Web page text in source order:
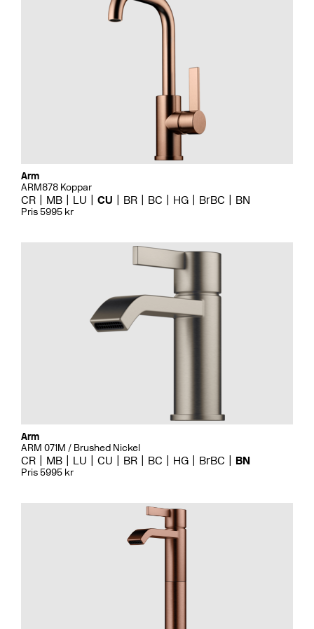
Arm
ARM878 Koppar
CR MB LU CU BR BC HG BrBC BN
Pris 5995 kr
Arm
ARM 071M / Brushed Nickel
CR MB LU CU BR BC HG BrBC BN
Pris 5995 kr